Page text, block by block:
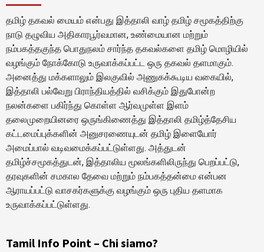
தமிழ் தகவல் மையம் என்பது இத்தாலி வாழ் தமிழ் சமூகத்திற்கு
நாடு தழுவிய அதிகாரபூர்வமான, உண்மையான மற்றும்
நம்பகத்தகுந்த பொதுநலம் சார்ந்த தகவல்களை தமிழ் மொழியில்
வழங்கும் நோக்கோடு உருவாக்கப்பட்ட ஒரு தகவல் தளமாகும்.
அனைத்து மக்களாலும் இலகுவில் அணுகக்கூடிய வகையில்,
இத்தாலி பல்வேறு பிராந்தியத்தில் வசிக்கும் இதுபோன்ற
நலன்களை பகிர்ந்து கொள்ள ஆர்வமுள்ள இளம்
தலைமுறையினரை ஒருங்கிணைத்து இத்தாலி தமிழ்த்தேசிய
கட்டமைப்புக்களின் அனுசரணையுடன் தமிழ் இளையோர்
அமைப்பால் வடிவமைக்கப்பட்டுள்ளது. அத்துடன்
தமிழ்ச்சமூகத்துடன், இத்தாலிய மூலங்களிலிருந்து பெறப்பட்டு,
தரவுகளின் சமகால தேவை மற்றும் நம்பகத்தன்மை என்பன
ஆராயப்பட்டு வாசகர்களுக்கு வழங்கும் ஒரு புதிய தளமாக
உருவாக்கப்பட்டுள்ளது.
Tamil Info Point – Chi siamo?